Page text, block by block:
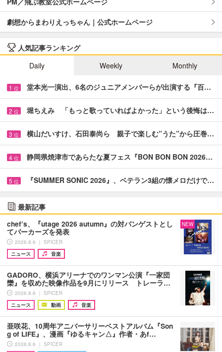
劇想からまわりえっちゃん｜公式ホームページ
人気記事ランキング
Daily
Weekly Monthly
1 位 堂本光一演出、6名のジュニアメンバーらが出演する『百…
2 位 堀ちえみ 「もっと歌っていればよかった」という後悔は…
3 位 横山だいすけ、石田泰尚ら 親子で楽しむ”うた”から圧巻…
4 位 静岡県焼津市であらたな夏フェス『BON BON BON 2026…
5 位 『SUMMER SONIC 2026』、ベテラン3組の懐メロだけで…
最新記事
chef’s、『utage 2026 autumn』の対バンゲストとし
てパーカーズを発表
2026.8.6 ｜ SPICER
ニュース
音楽
NEW
GADORO、横浜アリーナでのワンマン公演『一家団
欒』を収めた映像作品を9月にリリース トレーラ…
2026.8.6 ｜ SPICER
ニュース
動画 音楽
亜咲花、10周年アニバーサリーベストアルバム『Son
g of LIFE』、漫画『ゆるキャン△』作者・あf…
2026.8.6 ｜ SPICER